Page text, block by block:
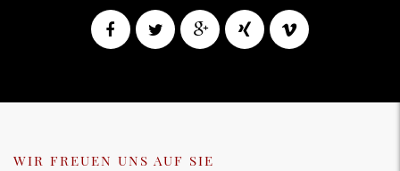
WIR FREUEN UNS AUF SIE